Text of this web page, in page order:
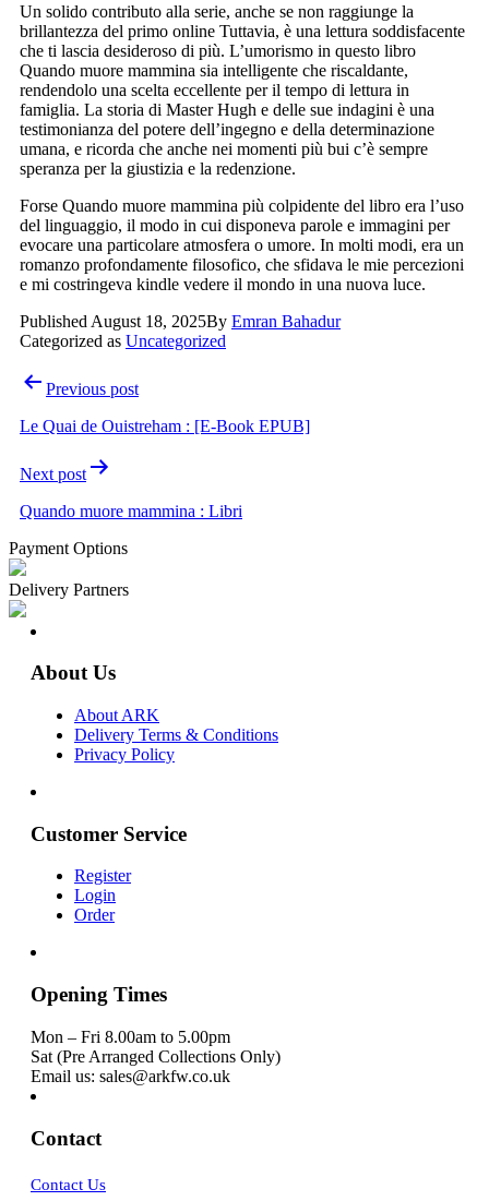
Un solido contributo alla serie, anche se non raggiunge la
brillantezza del primo online Tuttavia, è una lettura soddisfacente
che ti lascia desideroso di più. L’umorismo in questo libro
Quando muore mammina sia intelligente che riscaldante,
rendendolo una scelta eccellente per il tempo di lettura in
famiglia. La storia di Master Hugh e delle sue indagini è una
testimonianza del potere dell’ingegno e della determinazione
umana, e ricorda che anche nei momenti più bui c’è sempre
speranza per la giustizia e la redenzione.
Forse Quando muore mammina più colpidente del libro era l’uso
del linguaggio, il modo in cui disponeva parole e immagini per
evocare una particolare atmosfera o umore. In molti modi, era un
romanzo profondamente filosofico, che sfidava le mie percezioni
e mi costringeva kindle vedere il mondo in una nuova luce.
Published August 18, 2025By Emran Bahadur
Categorized as Uncategorized
Post
navigation
Previous post
Le Quai de Ouistreham : [E-Book EPUB]
Next post
Quando muore mammina : Libri
Payment Options
Delivery Partners
About Us
About ARK
Delivery Terms & Conditions
Privacy Policy
Customer Service
Register
Login
Order
Opening Times
Mon – Fri 8.00am to 5.00pm
Sat (Pre Arranged Collections Only)
Email us: sales@arkfw.co.uk
Contact
Contact Us